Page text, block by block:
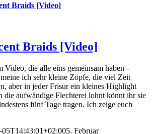
Braids [Video]
Braids [Video]
Video, die alle eins gemeinsam haben -
ich sehr kleine Zöpfe, die viel Zeit
aber in jeder Frisur ein kleines Highlight
die aufwändige Flechterei lohnt könnt ihr sie
fünf Tage tragen. Ich zeige euch
05T14:43:01+02:005. Februar